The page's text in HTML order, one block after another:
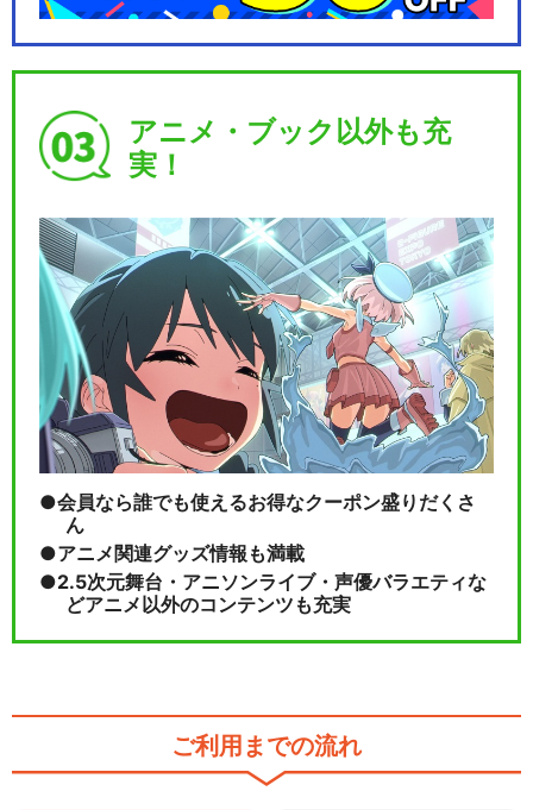
アニメ・ブック以外も充
実！
会員なら誰でも使えるお得なクーポン盛りだくさ
ん
アニメ関連グッズ情報も満載
2.5次元舞台・アニソンライブ・声優バラエティな
どアニメ以外のコンテンツも充実
ご利用までの流れ